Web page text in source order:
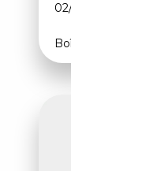
02/2024
Boîte automatique